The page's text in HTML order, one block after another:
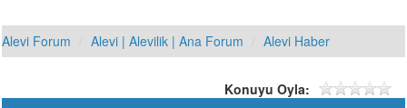
Alevi Forum Alevi | Alevilik | Ana Forum Alevi Haber
Konuyu Oyla: